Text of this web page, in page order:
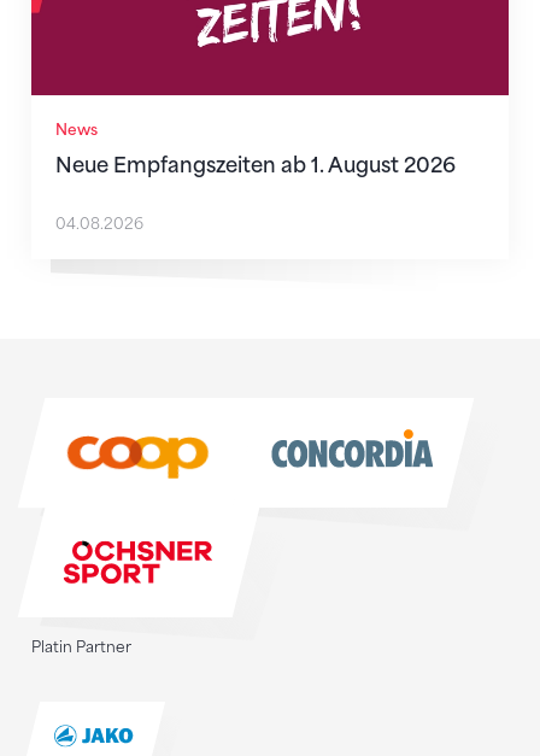
News
Neue Empfangszeiten ab 1. August 2026
04.08.2026
Platin Partner